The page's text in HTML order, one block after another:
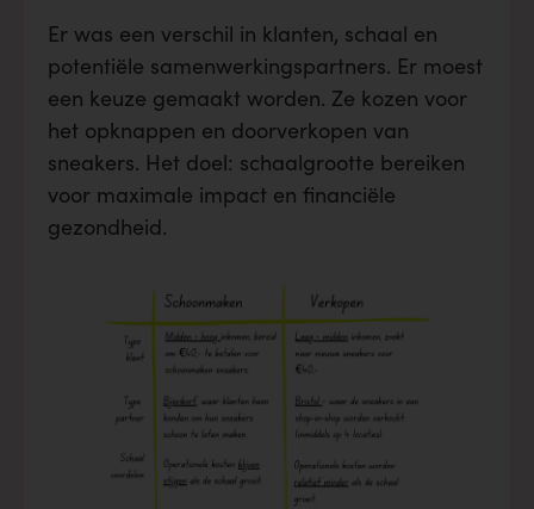
Er was een verschil in klanten, schaal en
potentiële samenwerkingspartners. Er moest
een keuze gemaakt worden. Ze kozen voor
het opknappen en doorverkopen van
sneakers. Het doel: schaalgrootte bereiken
voor maximale impact en financiële
gezondheid.